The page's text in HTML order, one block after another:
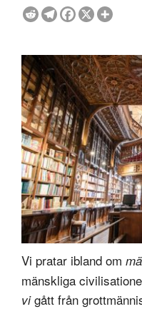
Vi pratar ibland om
mänskliga
vigått från